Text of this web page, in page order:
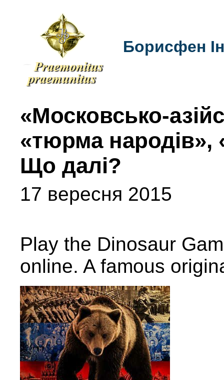
Борисфен
«Московсько-
«тюрма народів»,
Що далі?
17 вересня 2015
Play the Dinosaur
online. A famous